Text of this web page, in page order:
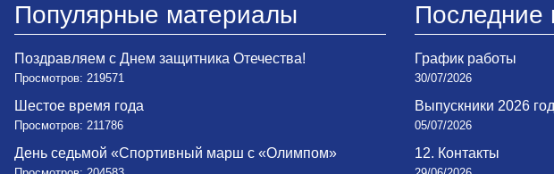
Популярные материалы
Поздравляем с Днем защитника Отечества!
Просмотров: 219571
Шестое время года
Просмотров: 211786
День седьмой «Спортивный марш с «Олимпом»
Последние
График работы
30/07/2026
Выпускники 2026
05/07/2026
12. Контакты